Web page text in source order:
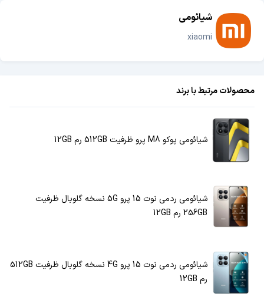
شیائومی
xiaomi
محصولات مرتبط با برند
شیائومی پوکو M8 پرو ظرفیت 512GB رم 12GB
شیائومی ردمی نوت 15 پرو 5G نسخه گلوبال ظرفیت
256GB رم 12GB
شیائومی ردمی نوت 15 پرو 4G نسخه گلوبال ظرفیت 512GB
رم 12GB